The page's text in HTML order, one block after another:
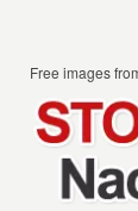
Free images